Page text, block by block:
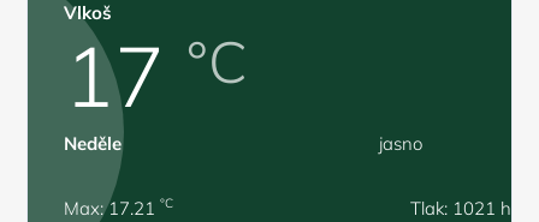
Vlkoš
17 °C
Neděle jasno
Max: 17.21°C
Tlak: 1021 hPa